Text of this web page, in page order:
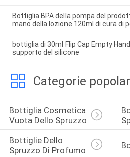
Bottiglia BPA della pompa del
mano della lozione 120ml di cura di
bottiglia di 30ml Flip Cap Empty
supporto del silicone
Categorie
Bottiglia Cosmetica
Vuota Dello Spruzzo
Bottiglie Dello
Spruzzo Di Profumo